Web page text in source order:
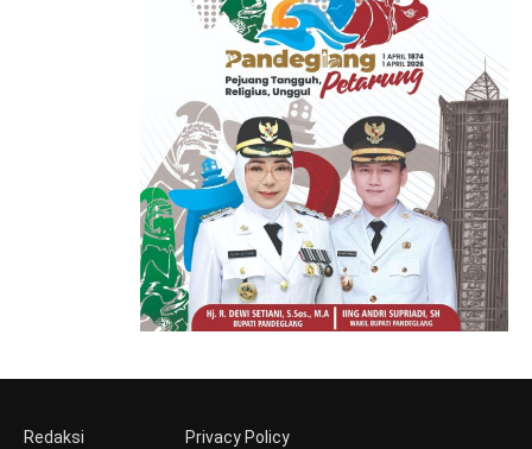
Redaksi
Privacy Policy